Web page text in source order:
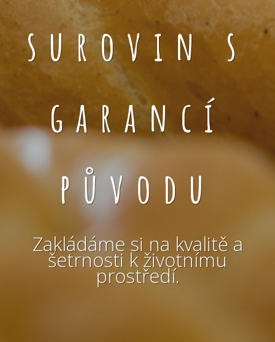
surovin s
garancí
původu
Zakládáme si na kvalitě a
šetrnosti k životnímu
prostředí.